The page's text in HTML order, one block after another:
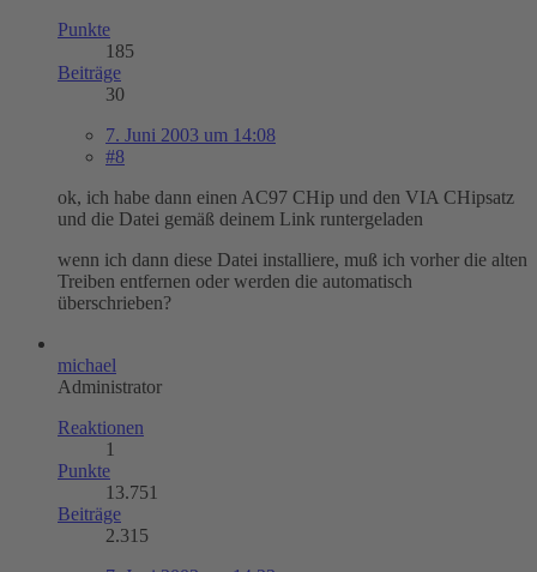
Punkte
185
Beiträge
30
7. Juni 2003 um 14:08
#8
ok, ich habe dann einen AC97 CHip und den VIA CHipsatz
und die Datei gemäß deinem Link runtergeladen
wenn ich dann diese Datei installiere, muß ich vorher die alten
Treiben entfernen oder werden die automatisch
überschrieben?
michael
Administrator
Reaktionen
1
Punkte
13.751
Beiträge
2.315